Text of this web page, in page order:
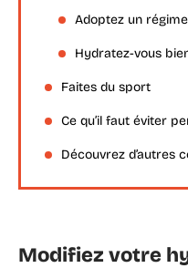
Adoptez un
Hydratez-vous
Faites du sport
Ce qu’il faut éviter
Découvrez d’autres
Modifiez votre